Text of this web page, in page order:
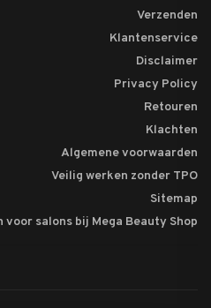
Verzenden
Klantenservice
Disclaimer
Privacy Policy
Retouren
Klachten
Algemene voorwaarden
Veilig werken zonder TPO
Sitemap
salons bij Mega Beauty Shop